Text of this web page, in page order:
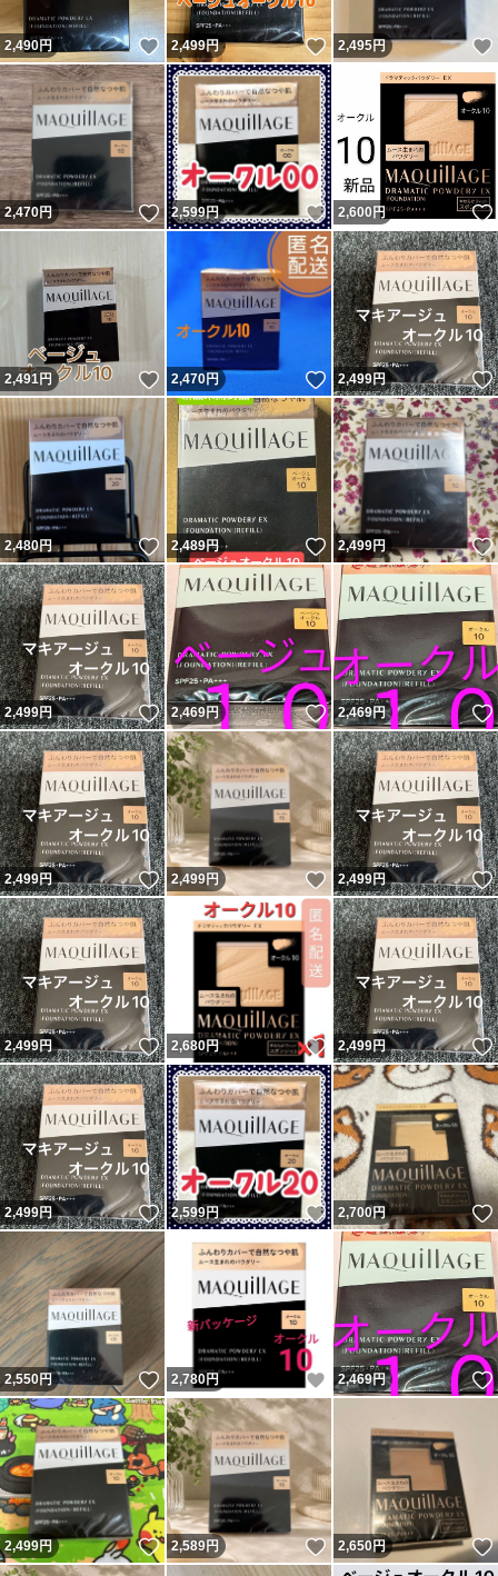
2,490円 いいね！
2,499円 いいね！
2,495円
2,470円 いいね！
2,599円 いいね！
2,600 円
2,491円 いいね！
2,470円 いいね！
2,499円
2,480円 いいね！
2,489円 いいね！
2,499円
2,499円 いいね！
2,469円 いいね！
2,469円
2,499円 いいね！
2,499円 いいね！
2,499円
2,499円 いいね！
2,680円 いいね！
2,499円
2,499円 いいね！
2,599円 いいね！
2,700円
2,550円 いいね！
2,780円 いいね！
2,469円
2,499円 いいね！
2,589円 いいね！
2,650円